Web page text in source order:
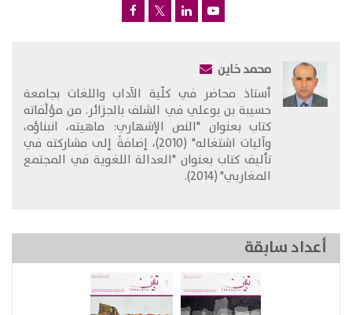
محمد خاين
​أستاذ محاضر في كلّية الآداب واللغات بجامعة
حسيبة بن بوعلي في الشلف بالجزائر. من مؤلَّفاته
كتاب بعنوان "النص الإشهاري: ماهيته، انبناؤه،
وآليات اشتغاله" (2010)، إضافةً إلى مشاركته في
تأليف كتاب بعنوان "العدالة اللغوية في المجتمع
المغاربي" (2014).
أعداد سابقة